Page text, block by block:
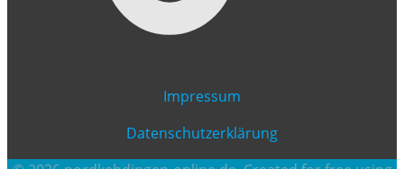
Impressum
Datenschutzerklärung